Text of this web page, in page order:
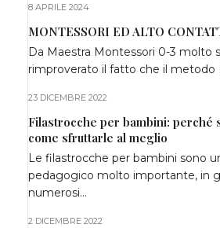
8 APRILE 2024
MONTESSORI ED ALTO
Da Maestra Montessori 0-3 molto
rimproverato il fatto che il metodo
23 DICEMBRE 2022
Filastrocche per bambini: perché
come sfruttarle al meglio
Le filastrocche per bambini sono
pedagogico molto importante, in
numerosi…
2 DICEMBRE 2022